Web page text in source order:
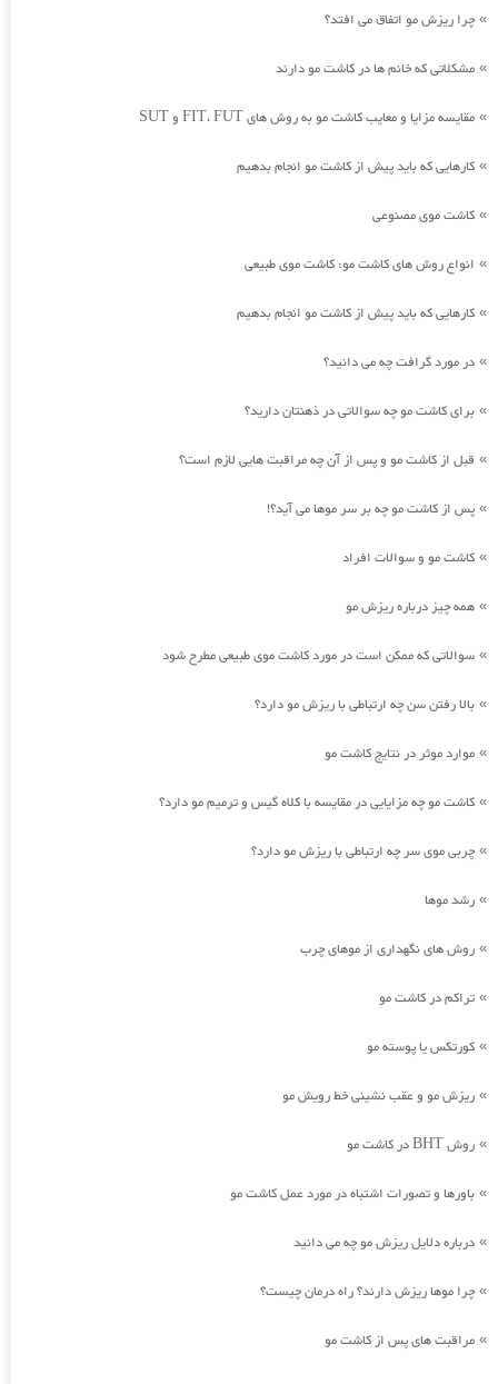
» چرا ریزش مو اتفاق می افتد؟
» مشکلاتی که خانم ها در کاشت مو دارند
» مقایسه مزایا و معایب کاشت مو به روش های FIT، FUT و SUT
» کارهایی که باید پیش از کاشت مو انجام بدهیم
» کاشت موی مصنوعی
» انواع روش های کاشت مو: کاشت موی طبیعی
» کارهایی که باید پیش از کاشت مو انجام بدهیم
» در مورد گرافت چه می دانید؟
» برای کاشت مو چه سوالاتی در ذهنتان دارید؟
» قبل از کاشت مو و پس از آن چه مراقبت هایی لازم است؟
» پس از کاشت مو چه بر سر موها می آید؟!
» کاشت مو و سوالات افراد
» همه چیز درباره ریزش مو
» سوالاتی که ممکن است در مورد کاشت موی طبیعی مطرح شود
» بالا رفتن سن چه ارتباطی با ریزش مو دارد؟
» موارد موثر در نتایج کاشت مو
» کاشت مو چه مزایایی در مقایسه با کلاه گیس و ترمیم مو دارد؟
» چربی موی سر چه ارتباطی با ریزش مو دارد؟
» رشد موها
» روش های نگهداری از موهای چرب
» تراکم در کاشت مو
» کورتکس یا پوسته مو
» ریزش مو و عقب نشینی خط رویش مو
» روش BHT در کاشت مو
» باورها و تصورات اشتباه در مورد عمل کاشت مو
» درباره دلایل ریزش مو چه می دانید
» چرا موها ریزش دارند؟ راه درمان چیست؟
» مراقبت های پس از کاشت مو